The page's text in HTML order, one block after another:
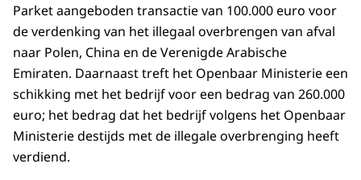
Parket aangeboden transactie van 100.000 euro voor
de verdenking van het illegaal overbrengen van afval
naar Polen, China en de Verenigde Arabische
Emiraten. Daarnaast treft het Openbaar Ministerie een
schikking met het bedrijf voor een bedrag van 260.000
euro; het bedrag dat het bedrijf volgens het Openbaar
Ministerie destijds met de illegale overbrenging heeft
verdiend.